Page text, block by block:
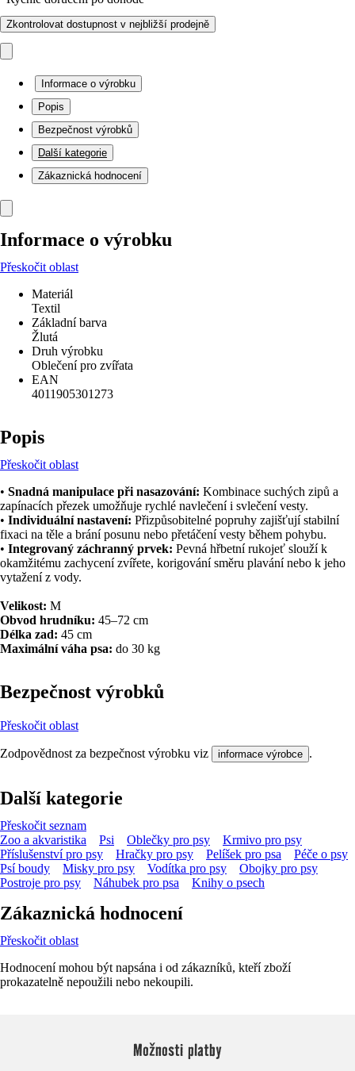
Zkontrolovat dostupnost v nejbližší prodejně
Informace o výrobku
Popis
Bezpečnost výrobků
Další kategorie
Zákaznická hodnocení
Informace o výrobku
Přeskočit oblast
Materiál
Textil
Základní barva
Žlutá
Druh výrobku
Oblečení pro zvířata
EAN
4011905301273
Popis
Přeskočit oblast
• Snadná manipulace při nasazování: Kombinace suchých zipů a
zapínacích přezek umožňuje rychlé navlečení i svlečení vesty.
• Individuální nastavení: Přizpůsobitelné popruhy zajišťují stabilní
fixaci na těle a brání posunu nebo přetáčení vesty během pohybu.
• Integrovaný záchranný prvek: Pevná hřbetní rukojeť slouží k
okamžitému zachycení zvířete, korigování směru plavání nebo k jeho
vytažení z vody.
Velikost: M
Obvod hrudníku: 45–72 cm
Délka zad: 45 cm
Maximální váha psa: do 30 kg
Bezpečnost výrobků
Přeskočit oblast
Zodpovědnost za bezpečnost výrobku viz informace výrobce .
Další kategorie
Přeskočit seznam
Zoo a akvaristika
Psi Oblečky pro psy
Krmivo pro psy
Příslušenství pro psy
Hračky pro psy Pelíšek pro psa
Péče o psy
Psí boudy
Misky pro psy Vodítka pro psy
Obojky pro psy
Postroje pro psy
Náhubek pro psa Knihy o psech
Zákaznická hodnocení
Přeskočit oblast
Hodnocení mohou být napsána i od zákazníků, kteří zboží
prokazatelně nepoužili nebo nekoupili.
Možnosti platby